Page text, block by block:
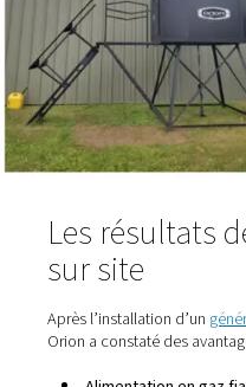
Cependant, la
biais de gaz en
financière. Le
entraîné des retards,
Compte tenu de la
d’une alimentation